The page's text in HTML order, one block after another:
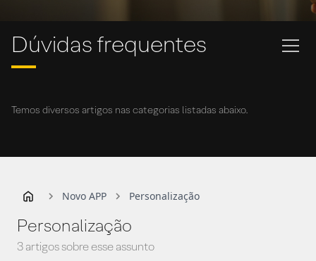
Dúvidas frequentes
Temos diversos artigos nas categorias listadas abaixo.
Novo APP Personalização
Personalização
3 artigos sobre esse assunto